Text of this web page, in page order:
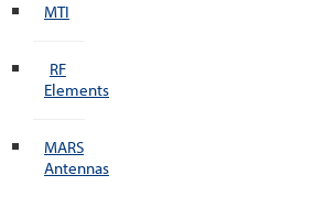
MTI
RF
Elements
MARS
Antennas